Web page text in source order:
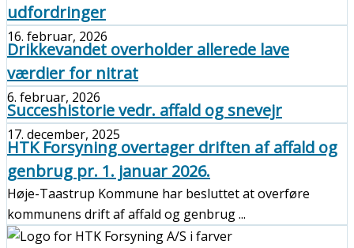
udfordringer
16. februar, 2026
Drikkevandet overholder allerede lave
værdier for nitrat
6. februar, 2026
Succeshistorie vedr. affald og snevejr
17. december, 2025
HTK Forsyning overtager driften af affald og
genbrug pr. 1. januar 2026.
Høje-Taastrup Kommune har besluttet at overføre
kommunens drift af affald og genbrug ...